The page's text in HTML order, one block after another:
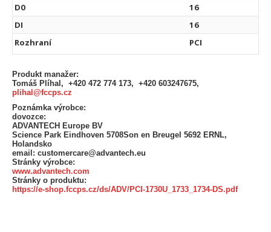
D0
16
DI
16
Rozhraní
PCI
Produkt manažer:
Tomáš Plíhal, +420 472 774 173, +420 603247675,
plihal@fccps.cz
Poznámka výrobce:
dovozce:
ADVANTECH Europe BV
Science Park Eindhoven 5708Son en Breugel 5692 ERNL,
Holandsko
email: customercare@advantech.eu
Stránky výrobce:
www.advantech.com
Stránky o produktu:
https://e-shop.fccps.cz/ds/ADV/PCI-1730U_1733_1734-DS.pdf